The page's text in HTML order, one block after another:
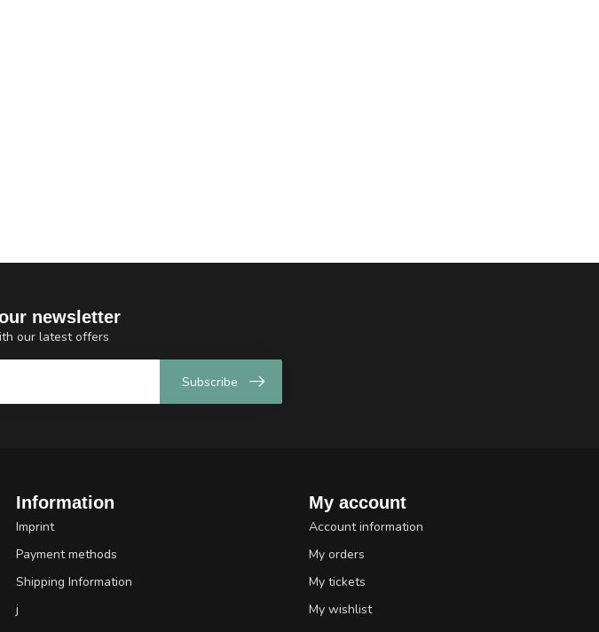
newsletter
our latest offers
Subscribe
Information
Imprint
Payment methods
Shipping Information
j
My account
Account information
My orders
My tickets
My wishlist